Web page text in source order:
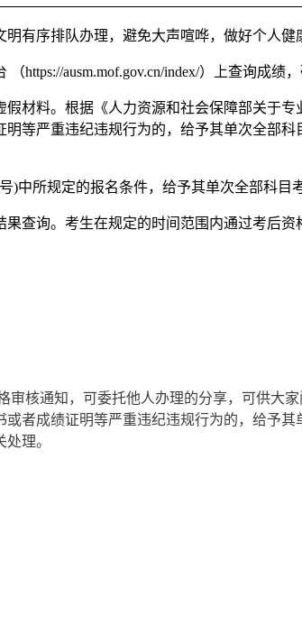
有序排队办理，避免大声喧哗，做好个人健
https://ausm.mof.gov.cn/index/）上查询成
假材料。根据《人力资源和社会保障部关于
等严重违纪违规行为的，给予其单次全部
)中所规定的报名条件，给予其单次全部科目
查询。考生在规定的时间范围内通过考后
核通知，可委托他人办理的分享，可供大家
者成绩证明等严重违纪违规行为的，给予
理。